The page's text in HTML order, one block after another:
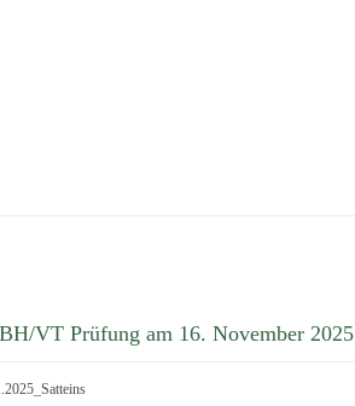
VT Prüfung am 16. November 2025